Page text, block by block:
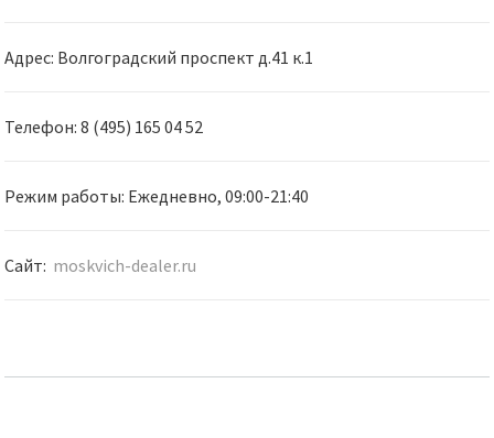
Адрес: Волгоградский проспект д.41 к.1
Телефон: 8 (495) 165 04 52
Режим работы: Ежедневно, 09:00-21:40
Сайт: moskvich-dealer.ru